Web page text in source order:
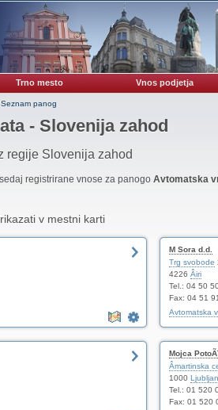
Trno mesto Vnos podjetja
Seznam panog
- Slovenija zahod
regije Slovenija zahod
registrirane vnose za panogo Avtomatska
v mestni karti
M Sora d.d.
Trg svobode
4226 Âiri
Tel.: 04 50
Fax: 04 51
Avtomatska
Mojca
Âmartinska
1000
Tel.: 01 520
Fax: 01 520